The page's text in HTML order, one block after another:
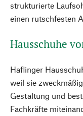
strukturierte
einen rutschfesten
Hausschuhe
Haflinger
weil sie
Gestaltung und
Fachkräfte